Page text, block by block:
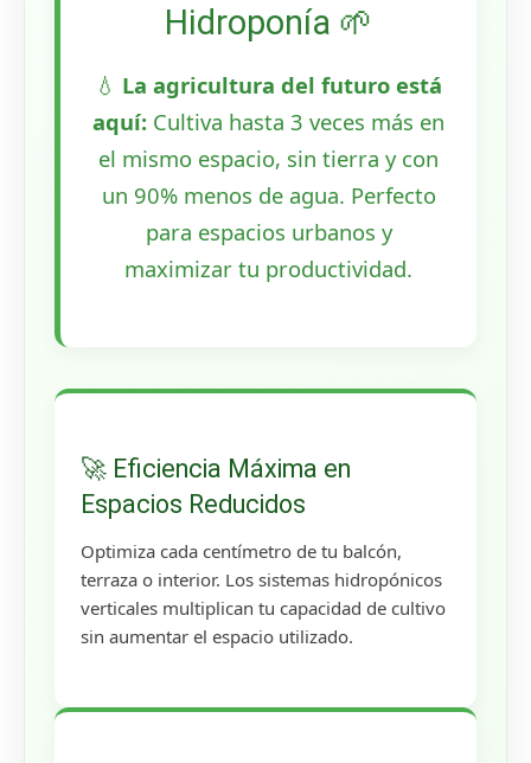
Hidroponía 🌱
💧 La agricultura del futuro está
aquí: Cultiva hasta 3 veces más en
el mismo espacio, sin tierra y con
un 90% menos de agua. Perfecto
para espacios urbanos y
maximizar tu productividad.
🚀 Eficiencia Máxima en
Espacios Reducidos
Optimiza cada centímetro de tu balcón,
terraza o interior. Los sistemas hidropónicos
verticales multiplican tu capacidad de cultivo
sin aumentar el espacio utilizado.